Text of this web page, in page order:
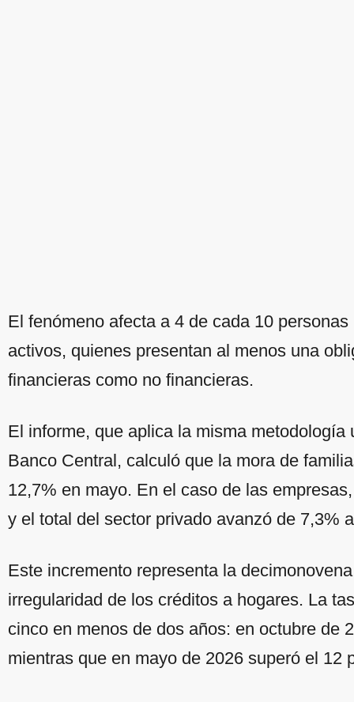
El fenómeno afecta a 4 de cada 10
activos, quienes presentan al menos una
financieras como no financieras.
El informe, que aplica la misma
Banco Central, calculó que la mora de
12,7% en mayo. En el caso de las
y el total del sector privado avanzó de 7,3%
Este incremento representa la
irregularidad de los créditos a hogares. La
cinco en menos de dos años: en octubre de
mientras que en mayo de 2026 superó el 12